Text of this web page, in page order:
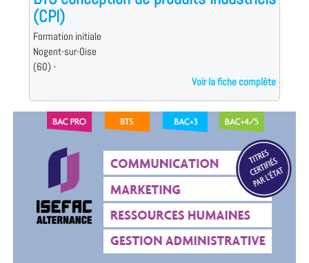
(CPI)
Formation initiale
Nogent-sur-Oise
(60) -
Voir la fiche complète